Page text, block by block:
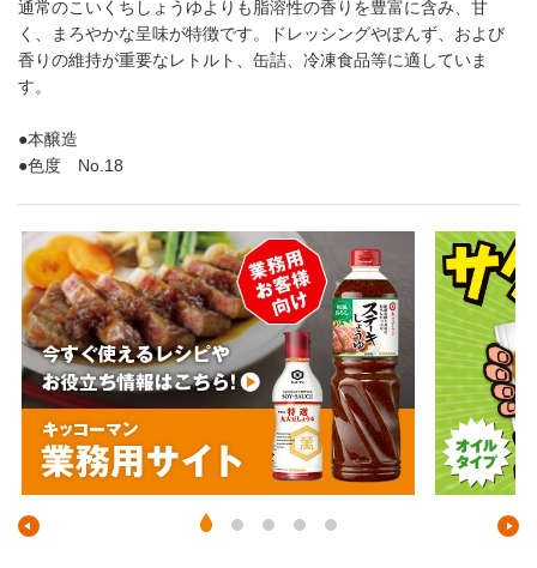
通常のこいくちしょうゆよりも脂溶性の香りを豊富に含み、甘
く、まろやかな呈味が特徴です。ドレッシングやぽんず、および
香りの維持が重要なレトルト、缶詰、冷凍食品等に適していま
す。
●本醸造
●色度 No.18